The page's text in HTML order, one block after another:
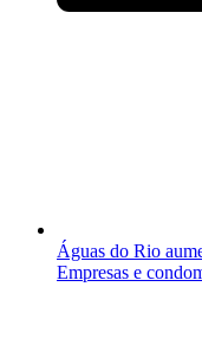
Águas do Rio
Empresas e